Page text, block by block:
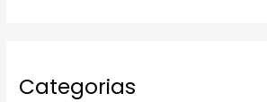
Categorias